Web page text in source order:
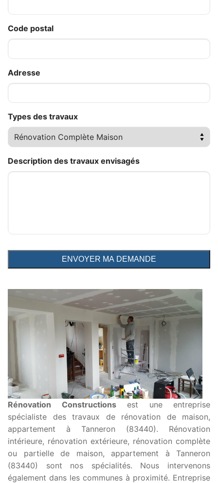
Code postal
Adresse
Types des travaux
Description des travaux envisagés
Rénovation Constructionsest une entreprise
spécialiste des travaux de rénovation de maison,
appartement à Tanneron (83440). Rénovation
intérieure, rénovation extérieure, rénovation complète
ou partielle de maison, appartement à Tanneron
(83440) sont nos spécialités. Nous intervenons
également dans les communes à proximité. Entreprise